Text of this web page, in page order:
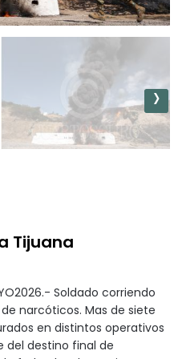
›
Tijuana
Soldado corriendo
narcóticos. Mas de siete
en distintos operativos
del destino final de